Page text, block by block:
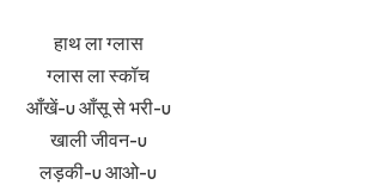
हाथ ला ग्लास
ग्लास ला स्कॉच
आँखें-u आँसू से भरी-u
खाली जीवन-u
लड़की-u आओ-u